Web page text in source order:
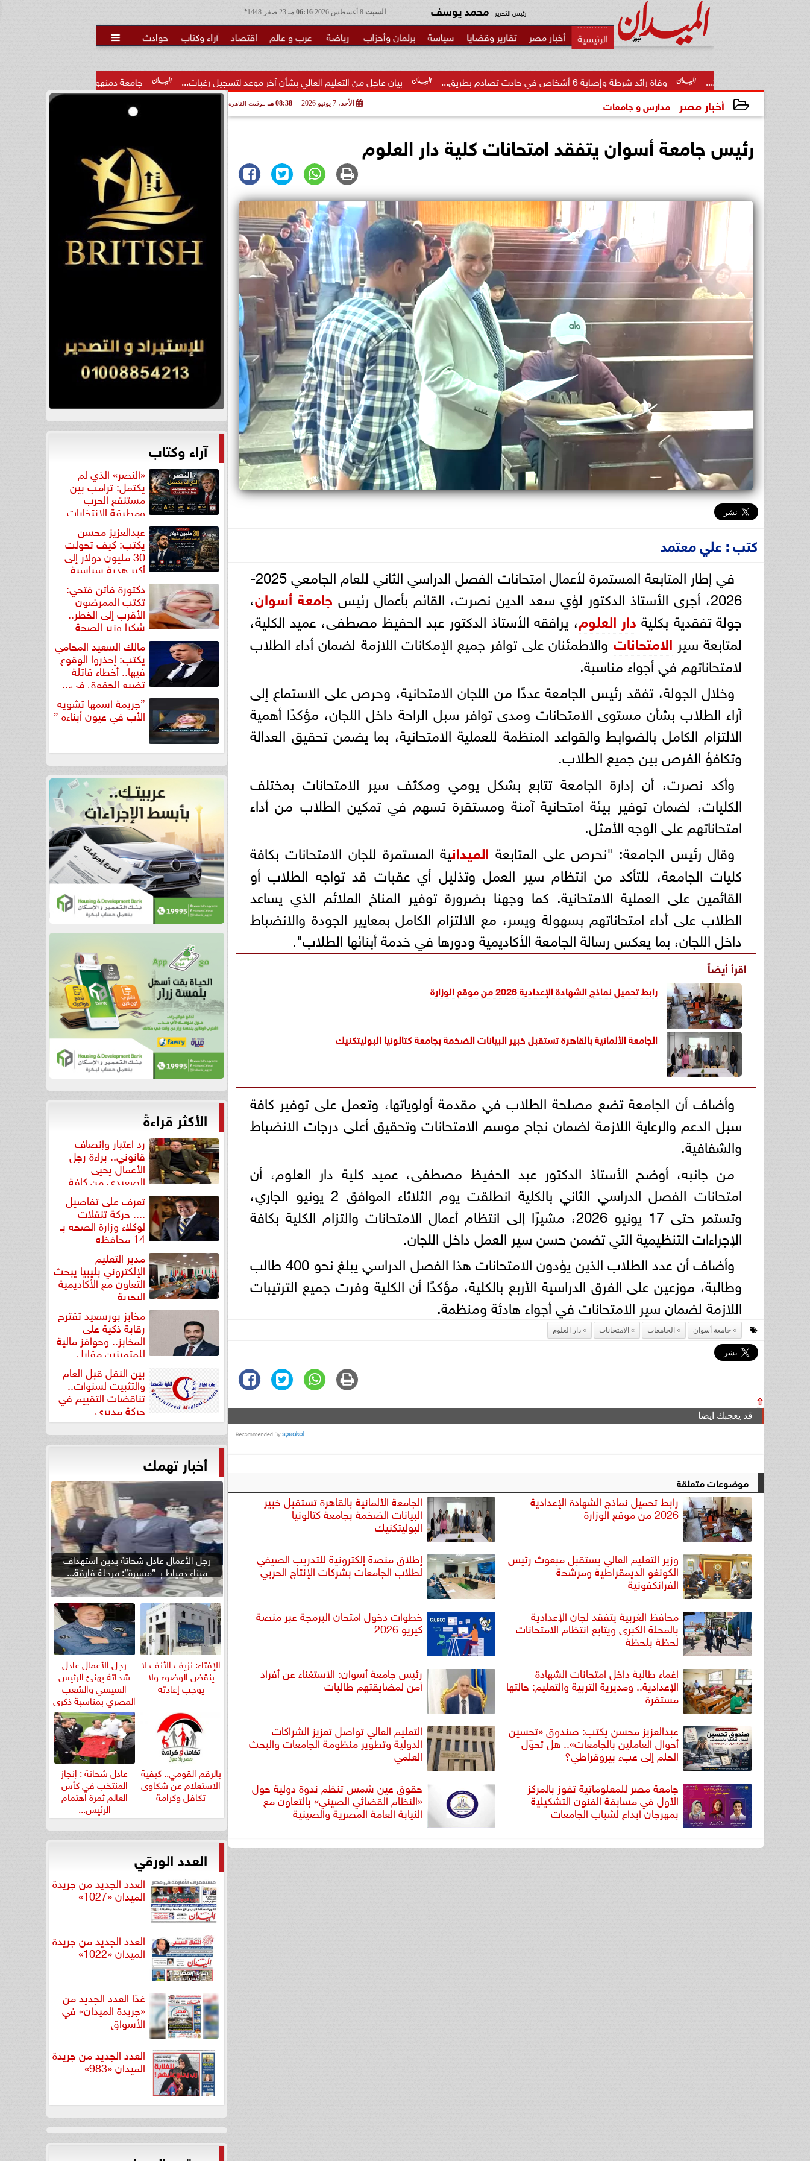
السبت 06:16 مـ هـ رئيس التحرير محمد يوسف
أخبار مصر تقارير وقضايا سياسة برلمان وأحزاب رياضة عرب و عالم اقتصاد آراء وكتاب حوادث 
جامعة دمنهور تواصل استقبال طلاب المرحلة الأولى بيان عاجل من التعليم العالي بشأن آخر موعد لتسجيل رغبات... وفاة رائد شرطة وإصابة 6 أشخاص في حادث تصادم بطريق...
أخبار مصر مدارس و جامعات الأحد، 7 يونيو 2026 08:38 مـ بتوقيت القاهرة
رئيس جامعة أسوان يتفقد امتحانات كلية دار العلوم
كتب : علي معتمد
في إطار المتابعة المستمرة لأعمال امتحانات الفصل الدراسي الثاني للعام الجامعي 2025-
2026، أجرى الأستاذ الدكتور لؤي سعد الدين نصرت، القائم بأعمال رئيس
جامعة أسوان،
جولة تفقدية بكلية دار العلوم، يرافقه الأستاذ الدكتور عبد الحفيظ مصطفى، عميد الكلية،
لمتابعة سير الامتحانات والاطمئنان على توافر جميع الإمكانات اللازمة لضمان أداء الطلاب
لامتحاناتهم في أجواء مناسبة.
وخلال الجولة، تفقد رئيس الجامعة عددًا من اللجان الامتحانية، وحرص على الاستماع إلى
آراء الطلاب بشأن مستوى الامتحانات ومدى توافر سبل الراحة داخل اللجان، مؤكدًا أهمية
الالتزام الكامل بالضوابط والقواعد المنظمة للعملية الامتحانية، بما يضمن تحقيق العدالة
وتكافؤ الفرص بين جميع الطلاب.
وأكد نصرت، أن إدارة الجامعة تتابع بشكل يومي ومكثف سير الامتحانات بمختلف
الكليات، لضمان توفير بيئة امتحانية آمنة ومستقرة تسهم في تمكين الطلاب من أداء
امتحاناتهم على الوجه الأمثل.
وقال رئيس الجامعة: "نحرص على المتابعة الميدانية المستمرة للجان الامتحانات بكافة
كليات الجامعة، للتأكد من انتظام سير العمل وتذليل أي عقبات قد تواجه الطلاب أو
القائمين على العملية الامتحانية. كما وجهنا بضرورة توفير المناخ الملائم الذي يساعد
الطلاب على أداء امتحاناتهم بسهولة ويسر، مع الالتزام الكامل بمعايير الجودة والانضباط
داخل اللجان، بما يعكس رسالة الجامعة الأكاديمية ودورها في خدمة أبنائها الطلاب".
اقرأ أيضاً
رابط تحميل نماذج الشهادة الإعدادية 2026 من موقع الوزارة
الجامعة الألمانية بالقاهرة تستقبل خبير البيانات الضخمة بجامعة كتالونيا البوليتكنيك
وأضاف أن الجامعة تضع مصلحة الطلاب في مقدمة أولوياتها، وتعمل على توفير كافة
سبل الدعم والرعاية اللازمة لضمان نجاح موسم الامتحانات وتحقيق أعلى درجات الانضباط
والشفافية.
من جانبه، أوضح الأستاذ الدكتور عبد الحفيظ مصطفى، عميد كلية دار العلوم، أن
امتحانات الفصل الدراسي الثاني بالكلية انطلقت يوم الثلاثاء الموافق 2 يونيو الجاري،
وتستمر حتى 17 يونيو 2026، مشيرًا إلى انتظام أعمال الامتحانات والتزام الكلية بكافة
الإجراءات التنظيمية التي تضمن حسن سير العمل داخل اللجان.
وأضاف أن عدد الطلاب الذين يؤدون الامتحانات هذا الفصل الدراسي يبلغ نحو 400 طالب
وطالبة، موزعين على الفرق الدراسية الأربع بالكلية، مؤكدًا أن الكلية وفرت جميع الترتيبات
اللازمة لضمان سير الامتحانات في أجواء هادئة ومنظمة.
جامعة أسوان الجامعات الامتحانات دار العلوم
⇧
قد يعجبك ايضا
موضوعات متعلقة
رابط تحميل نماذج الشهادة الإعدادية
2026 من موقع الوزارة
الجامعة الألمانية بالقاهرة تستقبل خبير
البيانات الضخمة بجامعة كتالونيا
البوليتكنيك
وزير التعليم العالي يستقبل مبعوث رئيس
الكونغو الديمقراطية ومرشحة
الفرانكفونية
إطلاق منصة إلكترونية للتدريب الصيفي
لطلاب الجامعات بشركات الإنتاج الحربي
محافظ الغربية يتفقد لجان الإعدادية
بالمحلة الكبرى ويتابع انتظام الامتحانات
لحظة بلحظة
خطوات دخول امتحان البرمجة عبر منصة
كيريو 2026
إغماء طالبة داخل امتحانات الشهادة
الإعدادية.. ومديرية التربية والتعليم: حالتها
مستقرة
رئيس جامعة أسوان: الاستغناء عن أفراد
أمن لمضايقتهم طالبات
عبدالعزيز محسن يكتب: صندوق «تحسين
أحوال العاملين بالجامعات».. هل تحوّل
الحلم إلى عبء بيروقراطي؟
التعليم العالي تواصل تعزيز الشراكات
الدولية وتطوير منظومة الجامعات والبحث
العلمي
جامعة مصر للمعلوماتية تفوز بالمركز
الأول في مسابقة الفنون التشكيلية
بمهرجان ابداع لشباب الجامعات
حقوق عين شمس تنظم ندوة دولية حول
«النظام القضائي الصيني» بالتعاون مع
النيابة العامة المصرية والصينية
آراء وكتاب
«النصر» الذي لم
يكتمل: ترامب بين
مستنقع الحرب
ومطرقة الانتخابات
عبدالعزيز محسن
يكتب: كيف تحولت
30 مليون دولار إلى
أكبر هدية سياسية...
دكتورة فاتن فتحي:
تكتب الممرضون
الأقرب إلى الخطر..
شكرا وزير الصحة
لتكريم... مالك السعيد المحامي
يكتب: إحذروا الوقوع
فيها.. أخطاء قاتلة
تضيع الحقوق في...
”جريمة اسمها تشويه
الأب في عيون أبناءه ”
الأكثر قراءةً
رد اعتبار وإنصاف
قانوني.. براءة رجل
الأعمال يحيى
الصعيدي من كافة
التهم... تعرف على تفاصيل
.... حركة تنقلات
لوكلاء وزارة الصحه بـ
14 محافظه
مدير التعليم
الإلكتروني بليبيا يبحث
التعاون مع الأكاديمية
البحرية
مخابز بورسعيد تقترح
رقابة ذكية على
المخابز.. وحوافز مالية
للمتميزين مقابل
بين النقل قبل العام
والتثبيت لسنوات..
تناقضات التقييم في
حركة مديري
”مستشفيات...
أخبار تهمك
رجل الأعمال عادل شحاتة يدين استهداف
ميناء دمياط بـ ”مسيرة”: مرحلة فارقة...
الإفتاء: نزيف الأنف لا
ينقض الوضوء ولا
يوجب إعادته
رجل الأعمال عادل
شحاتة يهنئ الرئيس
السيسي والشعب
المصري بمناسبة ذكرى
ثورة...
بالرقم القومي.. كيفية
الاستعلام عن شكاوى
تكافل وكرامة
عادل شحاتة : إنجاز
المنتخب في كأس
العالم ثمرة اهتمام
الرئيس...
العدد الورقي
العدد الجديد من جريدة
الميدان «1027»
العدد الجديد من جريدة
الميدان «1022»
غدًا العدد الجديد من
«جريدة الميدان» في
الأسواق
العدد الجديد من جريدة
الميدان «983»